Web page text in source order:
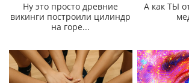
Ну это просто древние
викинги построили цилиндр
на горе...
А как ТЫ